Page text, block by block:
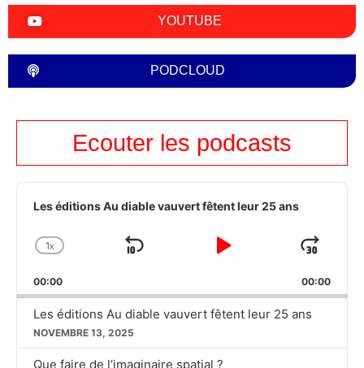
YOUTUBE
PODCLOUD
Ecouter les podcasts
Audio
Player
Les éditions Au diable vauvert fêtent leur 25 ans
CHANGE
RATE
1X
SKIP
PLAY
00:00 00:00
Les éditions Au diable vauvert fêtent leur 25 ans
NOVEMBRE 13, 2025
Que faire de l’imaginaire spatial ?